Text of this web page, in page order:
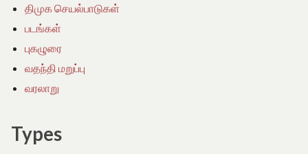
திமுக செயல்பாடுகள்
படங்கள்
புகழுரை
வதந்தி மறுப்பு
வரலாறு
Types